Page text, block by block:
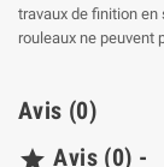
travaux de finition
rouleaux ne peuvent
Avis (0)
 Avis (0) -